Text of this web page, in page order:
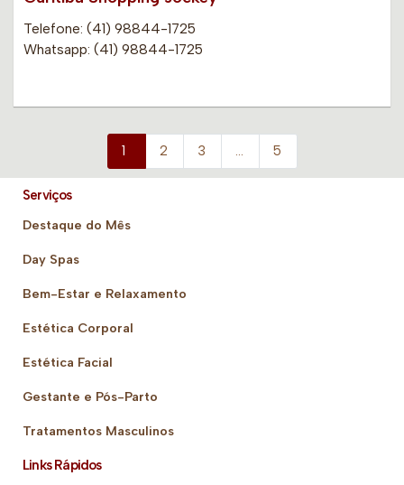
Telefone: (41) 98844-1725
Whatsapp: (41) 98844-1725
1 2 3 … 5
Serviços
Destaque do Mês
Day Spas
Bem-Estar e Relaxamento
Estética Corporal
Estética Facial
Gestante e Pós-Parto
Tratamentos Masculinos
Links Rápidos